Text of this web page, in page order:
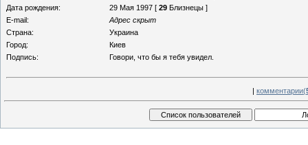
Дата рождения:
29 Мая 1997 [ 29 Близнецы ]
E-mail:
Адрес скрыт
Страна:
Украина
Город:
Киев
Подпись:
Говори, что бы я тебя увидел.
| комментарии(